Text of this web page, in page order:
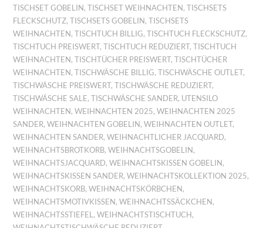
TISCHSET GOBELIN,TISCHSET WEIHNACHTEN,TISCHSETS
FLECKSCHUTZ,TISCHSETS GOBELIN,TISCHSETS
WEIHNACHTEN,TISCHTUCH BILLIG,TISCHTUCH FLECKSCHUTZ,
TISCHTUCH PREISWERT,TISCHTUCH REDUZIERT,TISCHTUCH
WEIHNACHTEN,TISCHTÜCHER PREISWERT,TISCHTÜCHER
WEIHNACHTEN,TISCHWÄSCHE BILLIG,TISCHWÄSCHE OUTLET,
TISCHWÄSCHE PREISWERT,TISCHWÄSCHE REDUZIERT,
TISCHWÄSCHE SALE,TISCHWÄSCHE SANDER, UTENSILO
WEIHNACHTEN,WEIHNACHTEN 2025,WEIHNACHTEN 2025
SANDER,WEIHNACHTEN GOBELIN,WEIHNACHTEN OUTLET,
WEIHNACHTEN SANDER,WEIHNACHTLICHER JACQUARD,
WEIHNACHTSBROTKORB,WEIHNACHTSGOBELIN,
WEIHNACHTSJACQUARD,WEIHNACHTSKISSEN GOBELIN,
WEIHNACHTSKISSEN SANDER,WEIHNACHTSKOLLEKTION 2025,
WEIHNACHTSKORB,WEIHNACHTSKÖRBCHEN,
WEIHNACHTSMOTIVKISSEN,WEIHNACHTSSÄCKCHEN,
WEIHNACHTSSTIEFEL ,WEIHNACHTSTISCHTUCH,